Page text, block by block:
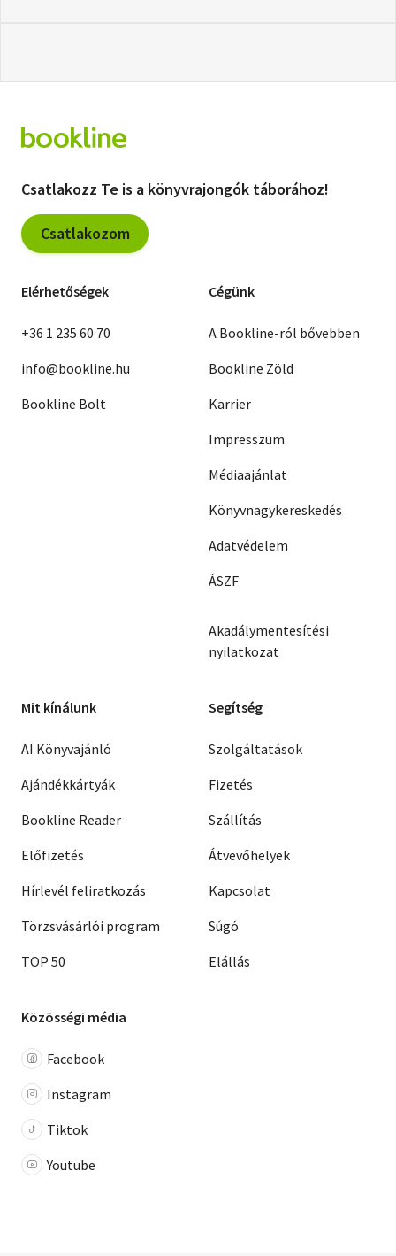
Csatlakozz Te is a könyvrajongók táborához!
Csatlakozom
Elérhetőségek
+36 1 235 60 70
info@bookline.hu
Bookline Bolt
Cégünk
A Bookline-ról bővebben
Bookline Zöld
Karrier
Impresszum
Médiaajánlat
Könyvnagykereskedés
Adatvédelem
ÁSZF
Akadálymentesítési
nyilatkozat
Mit kínálunk
AI Könyvajánló
Ajándékkártyák
Bookline Reader
Előfizetés
Hírlevél feliratkozás
Törzsvásárlói program
TOP 50
Segítség
Szolgáltatások
Fizetés
Szállítás
Átvevőhelyek
Kapcsolat
Súgó
Elállás
Közösségi média
Facebook
Instagram
Tiktok
Youtube